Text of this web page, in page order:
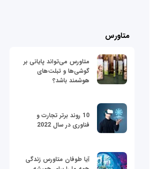
متاورس
متاورس می‌تواند پایانی بر
گوشی‌ها و تبلت‌های
هوشمند باشد؟
10 روند برتر تجارت و
فناوری در سال 2022
آیا طوفان متاورس زندگی